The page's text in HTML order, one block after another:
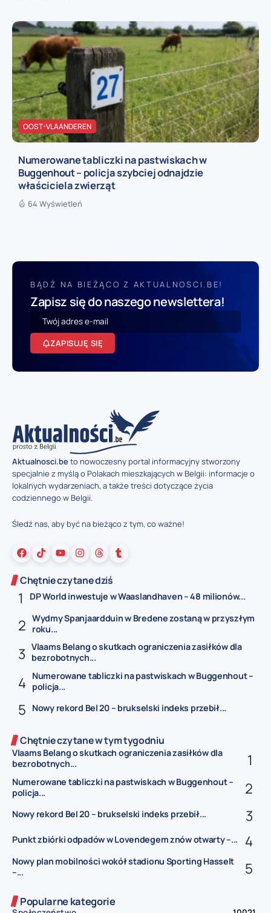
OOST-VLAANDEREN
Numerowane tabliczki na pastwiskach w
Buggenhout – policja szybciej odnajdzie
właściciela zwierząt
64 Wyświetleń
BĄDŹ NA BIEŻĄCO Z AKTUALNOSCI.BE!
Zapisz się do naszego newslettera!
ZAPISUJĘ SIĘ
Aktualnosci.beto nowoczesny portal informacyjny stworzony
specjalnie z myślą o Polakach mieszkających w Belgii: informacje o
lokalnych wydarzeniach, a także treści dotyczące życia
codziennego w Belgii.
Śledź nas, aby być na bieżąco z tym, co ważne!
Chętnie czytane dziś
DP World inwestuje w Waaslandhaven – 48 milionów...
Wydmy Spanjaardduin w Bredene zostaną w przyszłym
roku...
Vlaams Belang o skutkach ograniczenia zasiłków dla
bezrobotnych...
Numerowane tabliczki na pastwiskach w Buggenhout –
policja...
Nowy rekord Bel 20 – brukselski indeks przebił...
Chętnie czytane w tym tygodniu
Vlaams Belang o skutkach ograniczenia zasiłków dla
bezrobotnych...
Numerowane tabliczki na pastwiskach w Buggenhout –
policja...
Nowy rekord Bel 20 – brukselski indeks przebił...
Punkt zbiórki odpadów w Lovendegem znów otwarty –...
Nowy plan mobilności wokół stadionu Sporting Hasselt
–...
Popularne kategorie